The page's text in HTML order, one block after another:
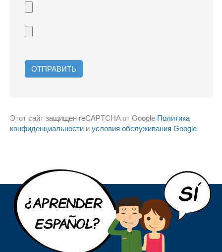
Этот сайт защищен reCAPTCHA от Google Политика
конфиденциальности и условия обслуживания Google